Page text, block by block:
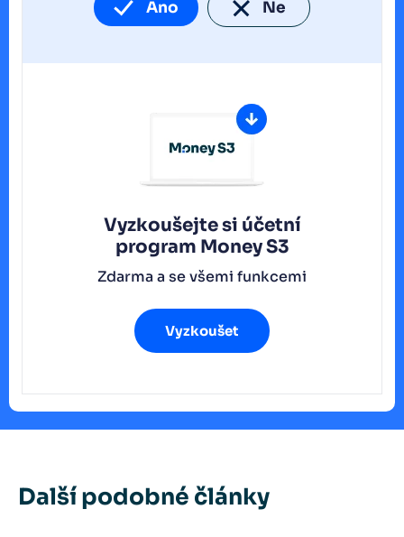
Ano Ne
Vyzkoušejte si účetní
program Money S3
Zdarma a se všemi funkcemi
Vyzkoušet
Další podobné články